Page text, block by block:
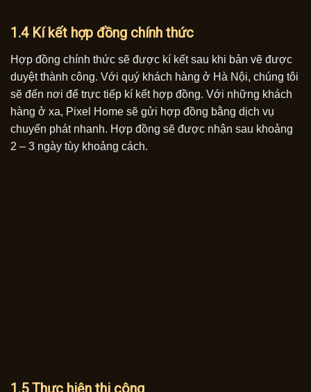
1.4 Kí kết hợp đồng chính thức
Hợp đồng chính thức sẽ được kí kết sau khi bản vẽ được
duyệt thành công. Với quý khách hàng ở Hà Nội, chúng tôi
sẽ đến nơi để trực tiếp kí kết hợp đồng. Với những khách
hàng ở xa, Pixel Home sẽ gửi hợp đồng bằng dịch vụ
chuyển phát nhanh. Hợp đồng sẽ được nhận sau khoảng
2 – 3 ngày tùy khoảng cách.
1.5 Thực hiện thi công